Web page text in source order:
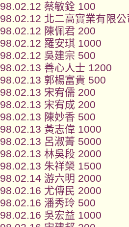
98.02.12 蔡敏銓 100
98.02.12 北二高實業有限
98.02.12 陳佩君 200
98.02.12 羅安琪 1000
98.02.12 吳建宗 500
98.02.13 善心人士 1200
98.02.13 郭楊富貴 500
98.02.13 宋宥儒 200
98.02.13 宋宥成 200
98.02.13 陳妙香 500
98.02.13 黃志偉 1000
98.02.13 呂淑菁 5000
98.02.13 林吳段 2000
98.02.13 朱祥榮 1500
98.02.14 游六明 2000
98.02.16 尤傳民 2000
98.02.16 潘秀玲 500
98.02.16 吳宏益 1000